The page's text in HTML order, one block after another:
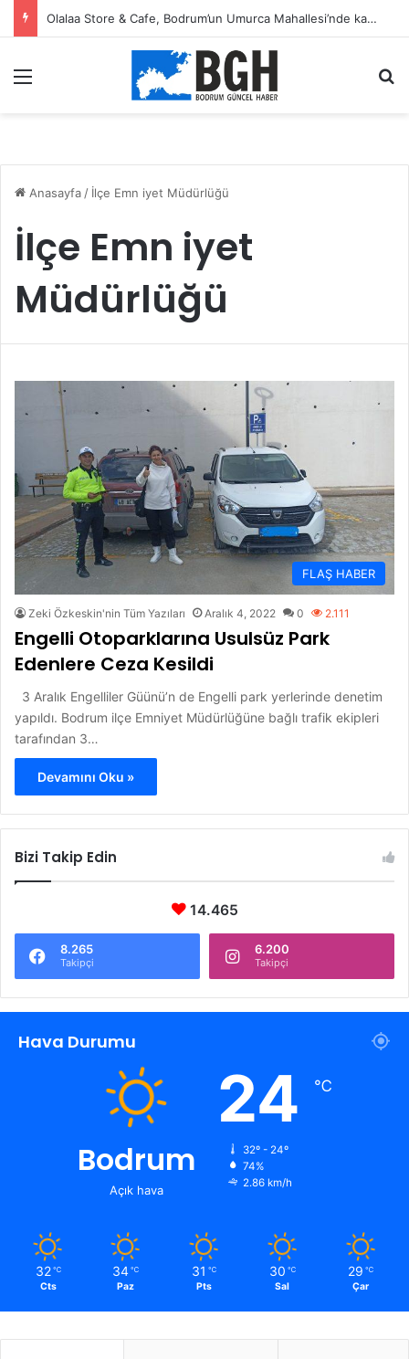
Olalaa Store & Cafe, Bodrum’un Umurca Mahallesi’nde kapılarını açtı
Anasayfa / İlçe Emn iyet Müdürlüğü
İlçe Emn iyet
Müdürlüğü
FLAŞ HABER
Zeki Özkeskin'nin Tüm Yazıları Aralık 4, 2022 0 2.111
Engelli Otoparklarına Usulsüz Park
Edenlere Ceza Kesildi
3 Aralık Engelliler Güünü’n de Engelli park yerlerinde denetim
yapıldı. Bodrum ilçe Emniyet Müdürlüğüne bağlı trafik ekipleri
tarafından 3…
Devamını Oku »
Bizi Takip Edin
14.465
8.265
Takipçi
6.200
Takipçi
Hava Durumu
Bodrum
Açık hava
24 ℃
32º - 24º
74%
2.86 km/h
32 ℃
Cts
34 ℃
Paz
31 ℃
Pts
30 ℃
Sal
29 ℃
Çar